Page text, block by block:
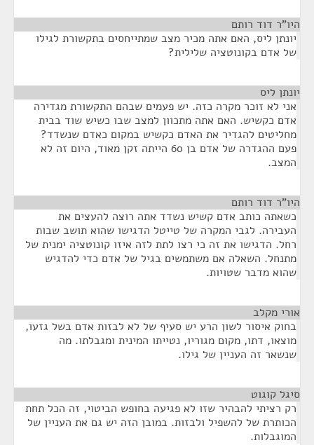
היו"ר דוד רותם
יונתן ליס, האם אתה מכיר מצב שמתייחסים בתקשורת לגילו
של אדם בקונוטציה שלילית?
יונתן ליס
אני לא זוכר מקרה כזה. יש פעמים שבהם התקשורת מגדירה
אדם כקשיש. האם אתה מתכוון למצב שבו כשיש שוד בבית
מחליטים להגדיר את האדם כקשיש במקום כאדם שנשדד?
פעם ההגדרה של אדם בן 60 הייתה זקן מאוד, היום זה לא
המצב.
היו"ר דוד רותם
כשאתה כותב אדם קשיש נשדד אתה רוצה להעצים את
העבירה. לגבי המקרה של טייטל הדגישו שהוא תושב שבות
רחל. הדגישו את זה כי רצו לתת לזה איזו קונוטציה ימנית של
מתנחל. השאלה אם משתמשים בגיל של אדם כדי להדגיש
שהוא מדבר שטויות.
אורי מקלב
בחוק איסור לשון הרע יש סעיף של לא לבזות אדם בשל גזעו,
מוצאו, דתו, מקום מגוריו, נטייתו המינית ומגבלתו. מה
שנשאר זה העניין של גילו.
סיגל קוגוט
רק רציתי להבהיר שזו לא פגיעה בחופש הביטוי, זה הכל תחת
הכותרת של להשפיל ולבזות. במובן הזה יש גם את העניין של
המוגבלות.